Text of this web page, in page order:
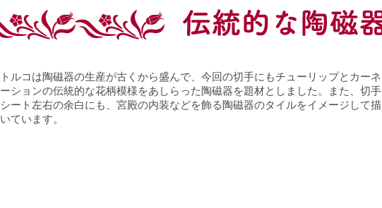
トルコは陶磁器の生産が古くから盛んで、今回の切手にもチューリップとカーネ
ーションの伝統的な花柄模様をあしらった陶磁器を題材としました。また、切手
シート左右の余白にも、宮殿の内装などを飾る陶磁器のタイルをイメージして描
いています。